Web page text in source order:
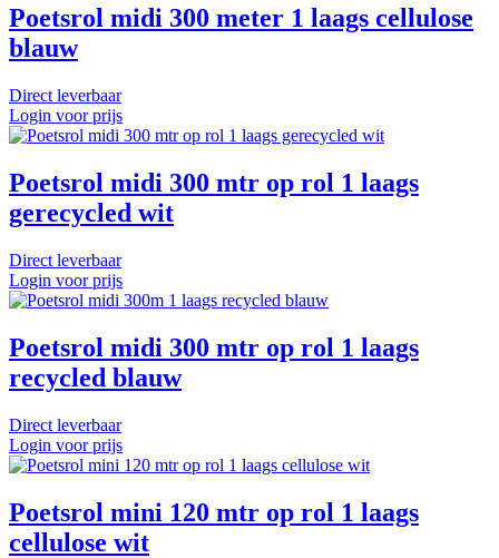
Poetsrol midi 300 meter 1 laags cellulose
blauw
Direct leverbaar
Login voor prijs
Poetsrol midi 300 mtr op rol 1 laags
gerecycled wit
Direct leverbaar
Login voor prijs
Poetsrol midi 300 mtr op rol 1 laags
recycled blauw
Direct leverbaar
Login voor prijs
Poetsrol mini 120 mtr op rol 1 laags
cellulose wit